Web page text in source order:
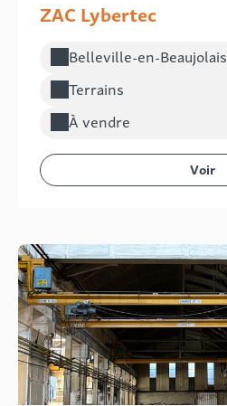
ZAC Lybertec
Localisation :
Belleville-en-Beaujolais
Type de bien :
Terrains
À vendre
Voir